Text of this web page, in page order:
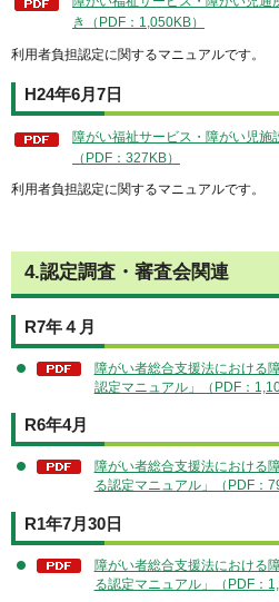
き（PDF：1,050KB）
利用者負担認定に関するマニュアルです。
H24年6月7日
障がい福祉サービス・障がい児施
（PDF：327KB）
利用者負担認定に関するマニュアルです。
4.認定調査・審査会関連
R7年４月
障がい者総合支援法における
認定マニュアル」（PDF：
R6年4月
障がい者総合支援法における
る認定マニュアル」（PDF：
R1年7月30日
障がい者総合支援法における
る認定マニュアル」（PDF：